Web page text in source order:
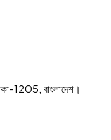
1205, বাংলাদেশ।